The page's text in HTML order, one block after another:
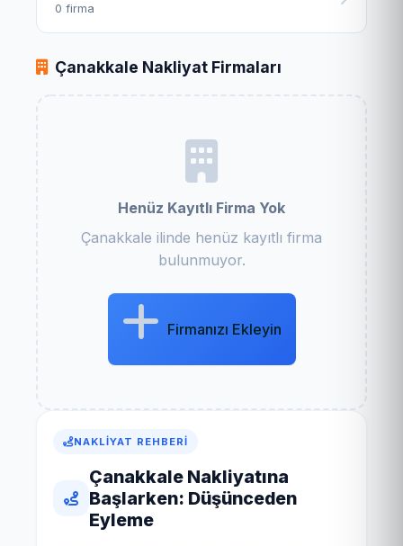
0 firma
Çanakkale Nakliyat Firmaları
Henüz Kayıtlı Firma Yok
Çanakkale ilinde henüz kayıtlı firma
bulunmuyor.
Firmanızı Ekleyin
NAKLIYAT REHBERI
Çanakkale Nakliyatına
Başlarken: Düşünceden
Eyleme